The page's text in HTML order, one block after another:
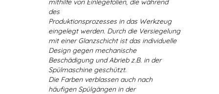
mithilfe von Einlegefolien, die während
des
Produktionsprozesses in das Werkzeug
eingelegt werden. Durch die Versiegelung
mit einer Glanzschicht ist das individuelle
Design gegen mechanische
Beschädigung und Abrieb z.B. in der
Spülmaschine geschützt.
Die Farben verblassen auch nach
häufigen Spülgängen in der